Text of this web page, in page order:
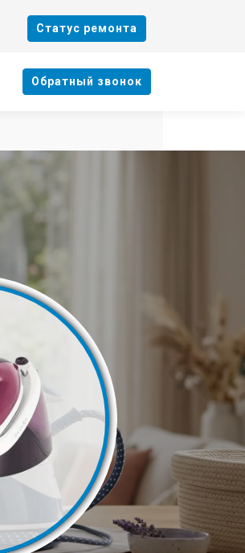
Cтатус ремонта
Oбратный звонок